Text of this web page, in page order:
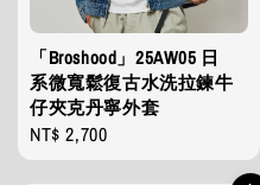
「Broshood」25AW05 日
系微寬鬆復古水洗拉鍊牛
仔夾克丹寧外套
Regular
price
NT$ 2,700